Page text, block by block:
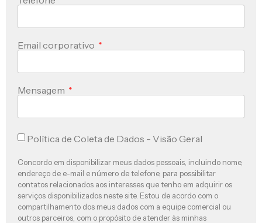
Email corporativo
Mensagem
Política de Coleta de Dados - Visão Geral
Concordo em disponibilizar meus dados pessoais, incluindo nome,
endereço de e-mail e número de telefone, para possibilitar
contatos relacionados aos interesses que tenho em adquirir os
serviços disponibilizados neste site. Estou de acordo com o
compartilhamento dos meus dados com a equipe comercial ou
outros parceiros, com o propósito de atender às minhas